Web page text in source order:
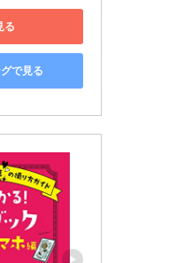
る
で見る